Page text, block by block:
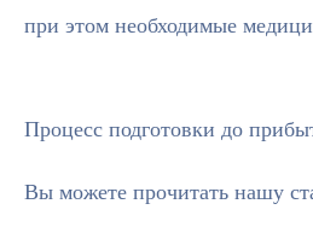
при этом необходимые
Процесс подготовки до
Вы можете прочитать нашу